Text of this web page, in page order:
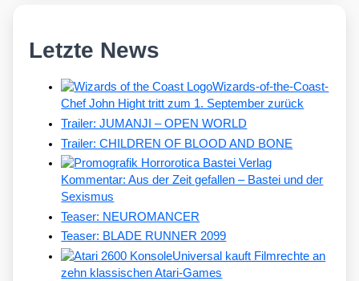
Letzte News
Wizards-of-the-Coast-
Chef John Hight tritt zum 1. September zurück
Trailer: JUMANJI – OPEN WORLD
Trailer: CHILDREN OF BLOOD AND BONE
Kommentar: Aus der Zeit gefallen – Bastei und der
Sexismus
Teaser: NEUROMANCER
Teaser: BLADE RUNNER 2099
Universal kauft Filmrechte an
zehn klassischen Atari-Games